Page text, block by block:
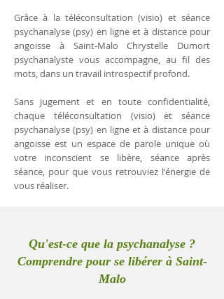
Grâce à la téléconsultation (visio) et séance
psychanalyse (psy) en ligne et à distance pour
angoisse à Saint-Malo Chrystelle Dumort
psychanalyste vous accompagne, au fil des
mots, dans un travail introspectif profond.
Sans jugement et en toute confidentialité,
chaque téléconsultation (visio) et séance
psychanalyse (psy) en ligne et à distance pour
angoisse est un espace de parole unique où
votre inconscient se libère, séance après
séance, pour que vous retrouviez l'énergie de
vous réaliser.
Qu'est-ce que la psychanalyse ?
Comprendre pour se libérer à Saint-
Malo